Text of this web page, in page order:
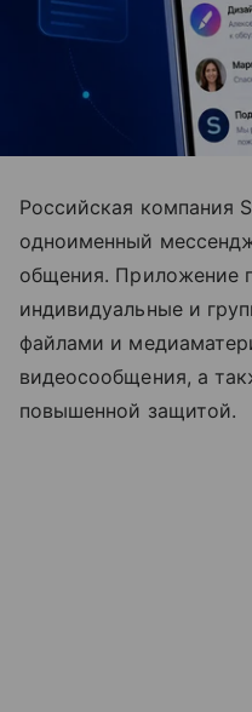
Российская компания
одноименный
общения. Приложение
индивидуальные и
файлами и
видеосообщения, а
повышенной защитой.